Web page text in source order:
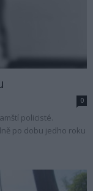
0
policisté.
po dobu jedho roku